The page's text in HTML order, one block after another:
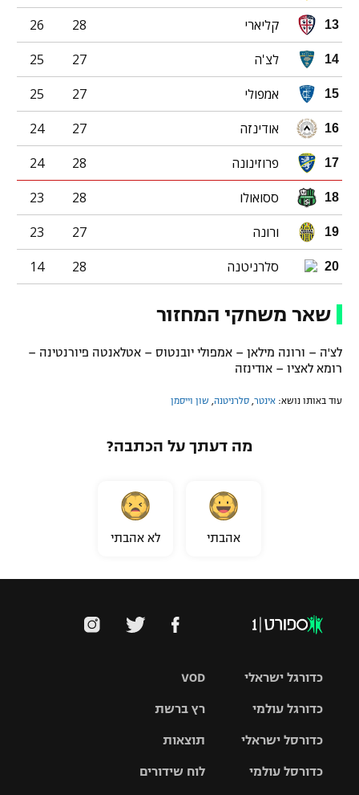
13 קליארי 28
26
14 לצ'ה 27
25
15 אמפולי 27
25
16 אודינזה 27
24
17 פרוזינונה 28
24
18 ססואולו 28
23
19 ורונה 27
23
20 סלרניטנה 28
14
שאר משחקי המחזור
לצ'ה – ורונה מילאן – אמפולי יובנטוס – אטלאנטה פיורנטינה –
רומא לאציו – אודינזה
עוד באותו נושא: אינטר סלרניטנה שון וייסמן
מה דעתך על הכתבה?
אהבתי לא אהבתי
VOD
רץ ברשת
תוצאות
לוח שידורים
כדורגל ישראלי
כדורגל עולמי
האלופות
כדורסל ישראלי
כדורסל עולמי